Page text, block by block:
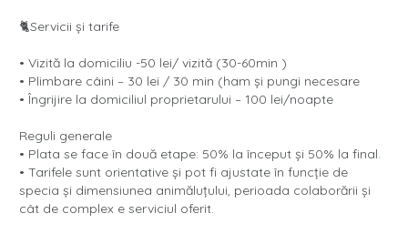
🐈Servicii și tarife
• Vizită la domiciliu -50 lei/ vizită (30-60min )
• Plimbare câini – 30 lei / 30 min (ham și pungi necesare
•⁠ Îngrijire la domiciliul proprietarului – 100 lei/noapte
Reguli generale
• Plata se face în două etape: 50% la început și 50% la final.
• Tarifele sunt orientative și pot fi ajustate în funcție de
specia și dimensiunea animăluțului, perioada colaborării și
cât de complex e serviciul oferit.